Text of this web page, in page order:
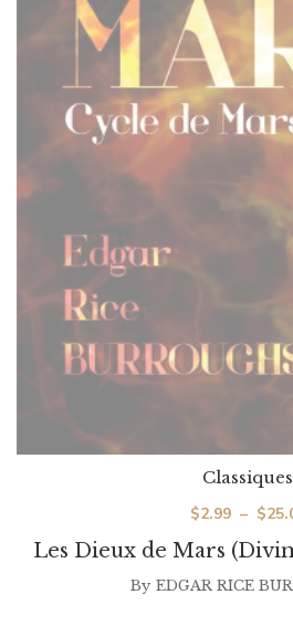
Les Dieux de Mars
Classiques
$2.99 – $
By EDGAR RICE